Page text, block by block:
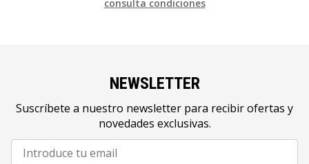
consulta condiciones
NEWSLETTER
Suscríbete a nuestro newsletter para recibir ofertas y
novedades exclusivas.